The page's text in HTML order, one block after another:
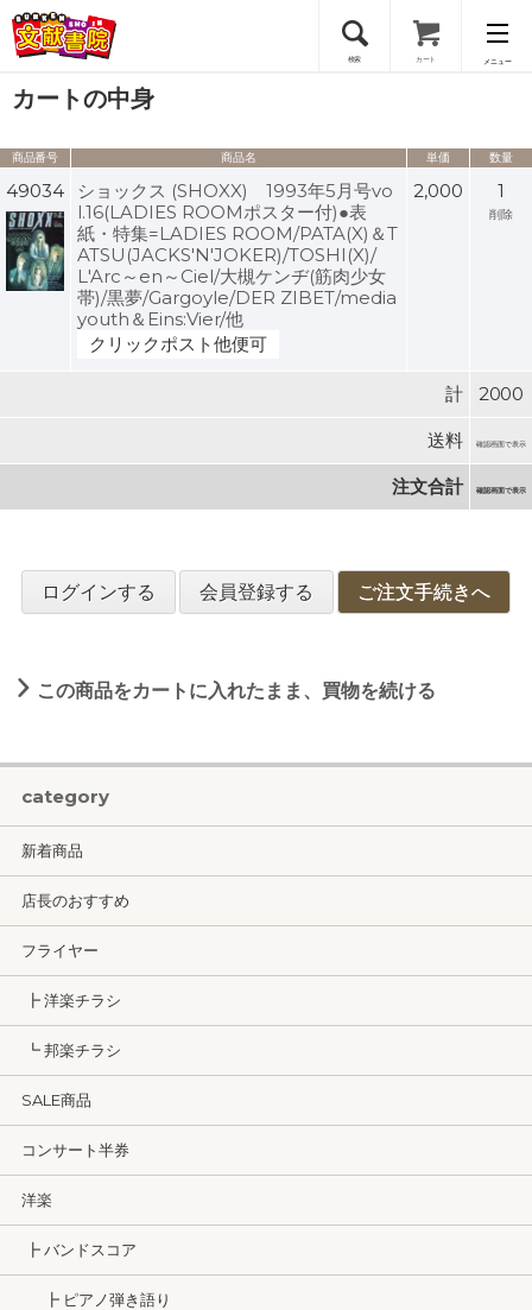
検索 カート メニュー
会員登録
ログイン
カートの中身
商品番号 商品名 単価 数量
49034
ショックス (SHOXX) 1993年5月号vo
l.16(LADIES ROOMポスター付)●表
紙・特集=LADIES ROOM/PATA(X)＆T
ATSU(JACKS'N'JOKER)/TOSHI(X)/
L'Arc～en～Ciel/大槻ケンヂ(筋肉少女
帯)/黒夢/Gargoyle/DER ZIBET/media
youth＆Eins:Vier/他
クリックポスト他便可
2,000 1
削除
計 2000
送料 確認画面で表示
注文合計 確認画面で表示
ログインする 会員登録する ご注文手続きへ
この商品をカートに入れたまま、買物を続ける
category
新着商品
店長のおすすめ
フライヤー
┣ 洋楽チラシ
┗ 邦楽チラシ
SALE商品
コンサート半券
洋楽
┣ バンドスコア
┣ ピアノ弾き語り